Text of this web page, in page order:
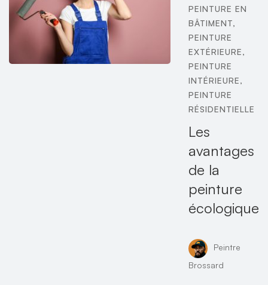
PEINTURE EN
BÂTIMENT,
PEINTURE
EXTÉRIEURE,
PEINTURE
INTÉRIEURE,
PEINTURE
RÉSIDENTIELLE
Les
avantages
de la
peinture
écologique
Peintre
Brossard